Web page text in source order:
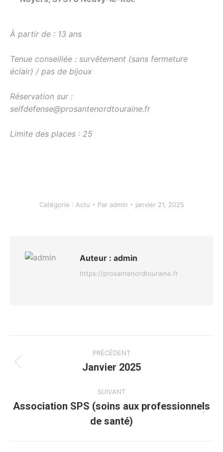
À partir de : 13 ans
Tenue conseillée : survêtement (sans fermeture
éclair) / pas de bijoux
Réservation sur :
selfdefense@prosantenordtouraine.fr
Limite des places : 25
Catégorie : Actu Par admin janvier 21, 2025
Auteur : admin
https://prosantenordtouraine.fr
Navigation
article
PRÉCÉDENT
Article
:
Janvier 2025
SUIVANT
suivant
Association SPS (soins aux professionnels
de santé)